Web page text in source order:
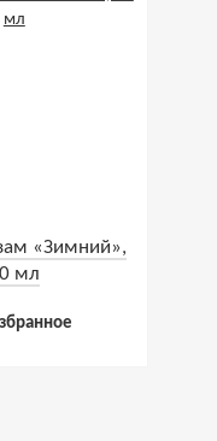
«Зимний»,
мл